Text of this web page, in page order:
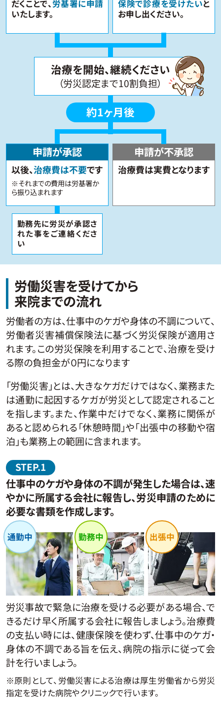
だくことで、労基署に申請
いたします。
保険で診療を受けたいと
お申し出ください。
治療を開始、継続ください
（労災認定まで10割負担）
約1ヶ月後
申請が承認
以後、治療費は不要です
※それまでの費用は労基署か
ら振り込まれます
申請が不承認
治療費は実費となります
勤務先に労災が承認さ
れた事をご連絡くださ
い
労働災害を受けてから
来院までの流れ
労働者の方は、仕事中のケガや身体の不調について、
労働者災害補償保険法に基づく労災保険が適用さ
れます。この労災保険を利用することで、治療を受け
る際の負担金が０円になります
「労働災害」とは、大きなケガだけではなく、業務また
は通勤に起因するケガが労災として認定されること
を指します。また、作業中だけでなく、業務に関係が
あると認められる「休憩時間」や「出張中の移動や宿
泊」も業務上の範囲に含まれます。
仕事中のケガや身体の不調が発生した場合は、速
やかに所属する会社に報告し、労災申請のために
必要な書類を作成します。
労災事故で緊急に治療を受ける必要がある場合、で
きるだけ早く所属する会社に報告しましょう。治療費
の支払い時には、健康保険を使わず、仕事中のケガ・
身体の不調である旨を伝え、病院の指示に従って会
計を行いましょう。
※原則として、労働災害による治療は厚生労働省から労災
指定を受けた病院やクリニックで行います。